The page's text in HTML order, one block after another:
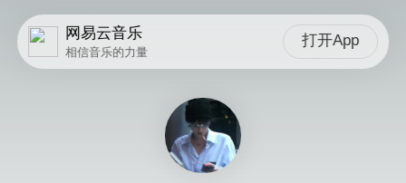
网易云音乐
相信音乐的力量
打开App